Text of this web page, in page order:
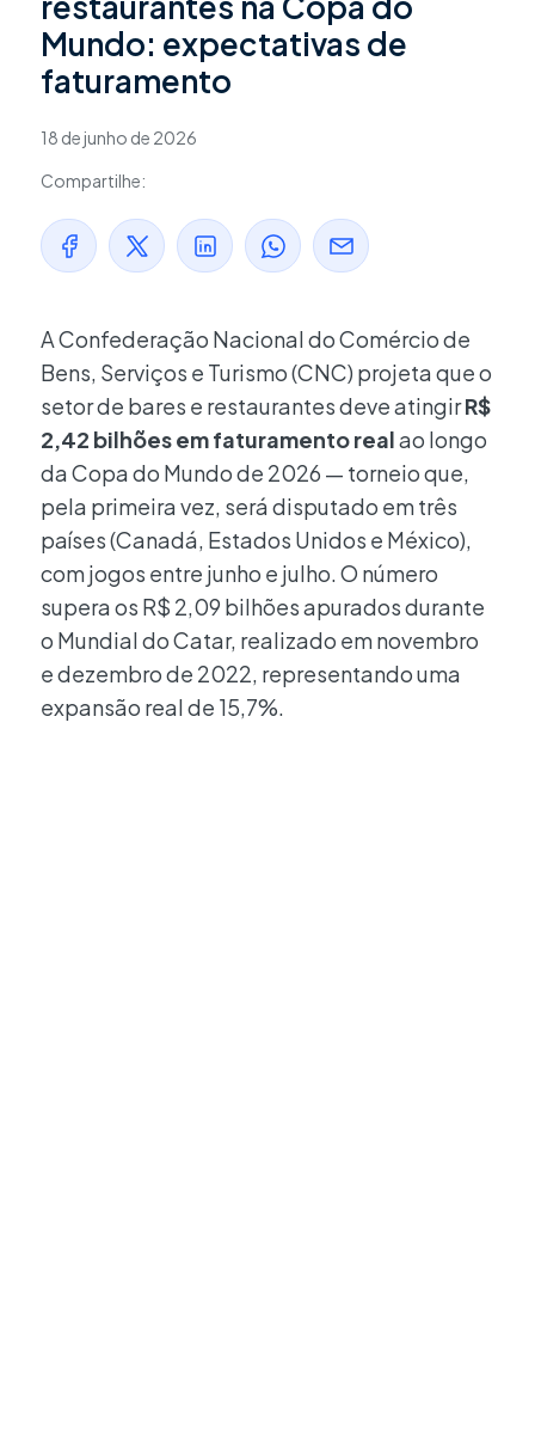
Mundo: expectativas de
faturamento
18 de junho de 2026
Compartilhe:
A Confederação Nacional do Comércio de
Bens, Serviços e Turismo (CNC) projeta que o
setor de bares e restaurantes deve atingirR$
2,42 bilhões em faturamento realao longo
da Copa do Mundo de 2026 — torneio que,
pela primeira vez, será disputado em três
países (Canadá, Estados Unidos e México),
com jogos entre junho e julho. O número
supera os R$ 2,09 bilhões apurados durante
o Mundial do Catar, realizado em novembro
e dezembro de 2022, representando uma
expansão real de 15,7%.